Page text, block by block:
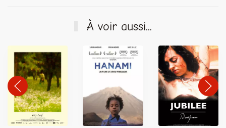
À voir aussi...